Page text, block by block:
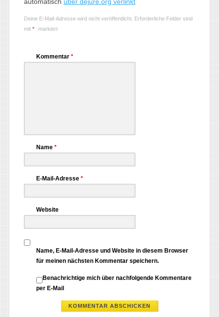
Deine E-Mail-Adresse wird nicht veröffentlicht. Erforderliche Felder sind
mit * markiert
Kommentar *
Name *
E-Mail-Adresse *
Website
Name, E-Mail-Adresse und Website in diesem Browser
für meinen nächsten Kommentar speichern.
Benachrichtige mich über nachfolgende Kommentare
per E-Mail